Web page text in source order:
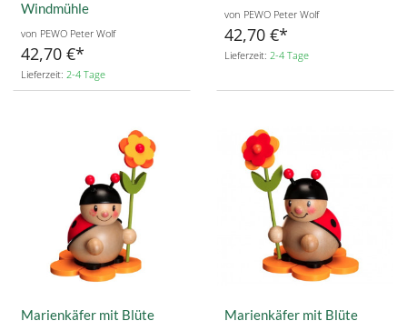
Windmühle
von PEWO Peter Wolf
42,70 €
Lieferzeit: 2-4 Tage
von PEWO Peter Wolf
42,70 €
Lieferzeit: 2-4 Tage
Marienkäfer mit Blüte
Marienkäfer mit Blüte